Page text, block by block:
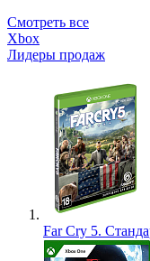
Смотреть все
Xbox
Лидеры продаж
Far Cry 5.